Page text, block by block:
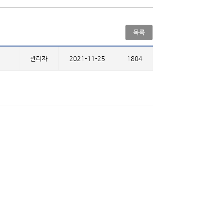
목록
관리자 2021-11-25 1804